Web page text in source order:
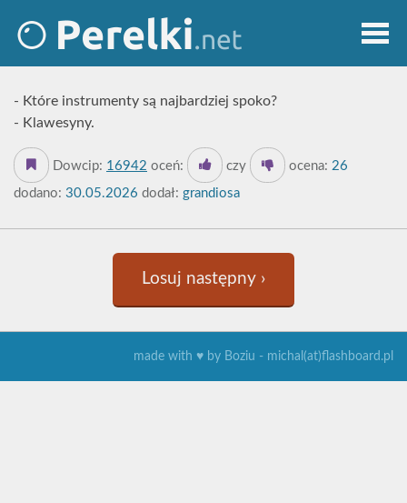
- Które instrumenty są najbardziej spoko?
- Klawesyny.
Dowcip: 16942 oceń: czy ocena: 26
dodano: 30.05.2026 dodał: grandiosa
Losuj następny ›
made with ♥ by Boziu - michal(at)flashboard.pl